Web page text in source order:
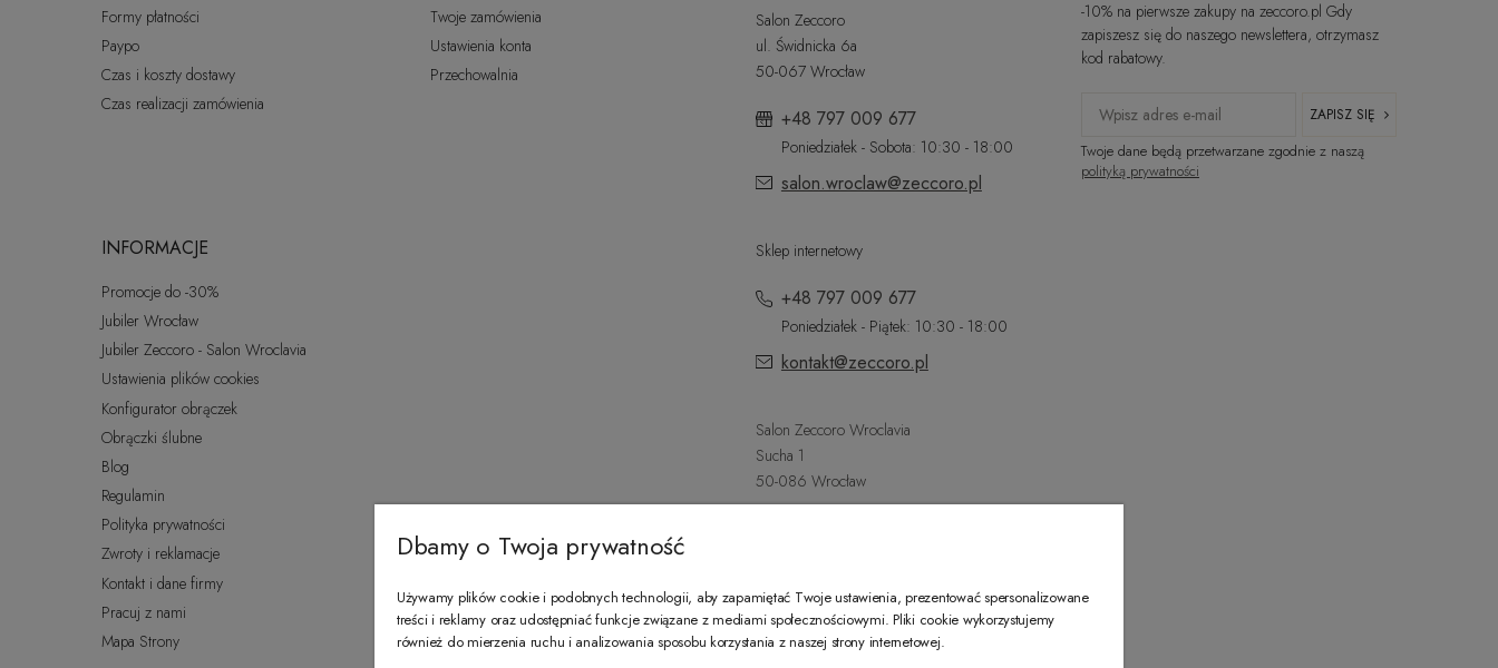
Formy płatności
Paypo
Czas i koszty dostawy
Czas realizacji zamówienia
Twoje zamówienia
Ustawienia konta
Przechowalnia
INFORMACJE
Promocje do -30%
Jubiler Wrocław
Jubiler Zeccoro - Salon Wroclavia
Ustawienia plików cookies
Konfigurator obrączek
Obrączki ślubne
Blog
Regulamin
Polityka prywatności
Zwroty i reklamacje
Kontakt i dane firmy
Pracuj z nami
Mapa Strony
Salon Zeccoro
ul. Świdnicka 6a
50-067 Wrocław
+48 797 009 677
Poniedziałek - Sobota: 10:30 - 18:00
salon.wroclaw@zeccoro.pl
Sklep internetowy
+48 797 009 677
Poniedziałek - Piątek: 10:30 - 18:00
kontakt@zeccoro.pl
Salon Zeccoro Wroclavia
Sucha 1
50-086 Wrocław
wroclavia@zeccoro.pl
-10% na pierwsze zakupy na zeccoro.pl Gdy
zapiszesz się do naszego newslettera, otrzymasz
kod rabatowy.
ZAPISZ SIĘ
Twoje dane będą przetwarzane zgodnie z naszą
polityką prywatności
Dbamy o Twoja prywatność
Używamy plików cookie i podobnych technologii, aby zapamiętać Twoje ustawienia, prezentować spersonalizowane
treści i reklamy oraz udostępniać funkcje związane z mediami społecznościowymi. Pliki cookie wykorzystujemy
również do mierzenia ruchu i analizowania sposobu korzystania z naszej strony internetowej.